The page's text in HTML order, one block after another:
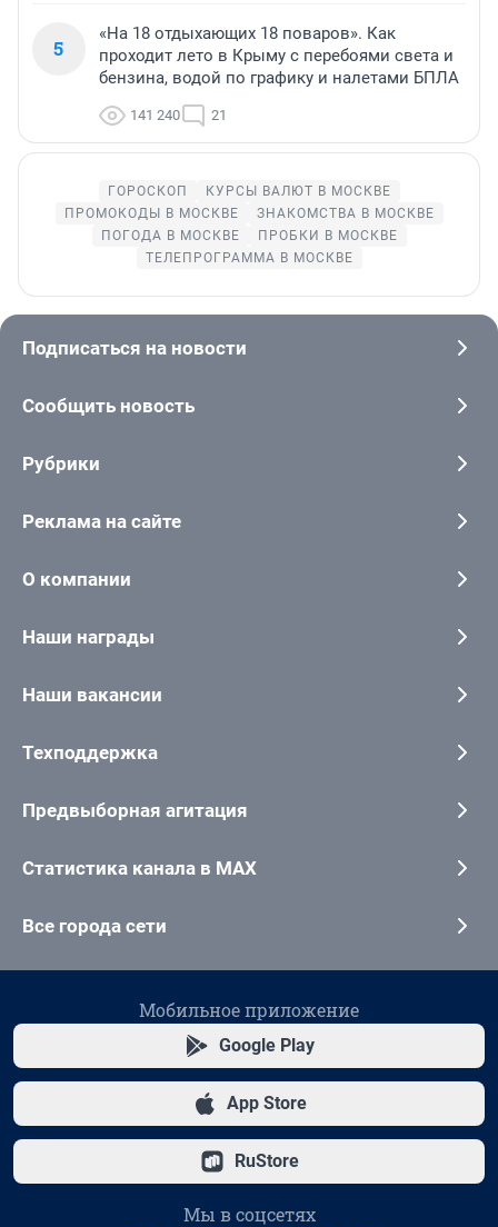
5
«На 18 отдыхающих 18 поваров». Как
проходит лето в Крыму с перебоями света и
бензина, водой по графику и налетами БПЛА
141 240 21
ГОРОСКОП
КУРСЫ ВАЛЮТ В МОСКВЕ
ПРОМОКОДЫ В МОСКВЕ
ЗНАКОМСТВА В МОСКВЕ
ПОГОДА В МОСКВЕ
ПРОБКИ В МОСКВЕ
ТЕЛЕПРОГРАММА В МОСКВЕ
Подписаться на новости
Сообщить новость
Рубрики
Реклама на сайте
О компании
Наши награды
Наши вакансии
Техподдержка
Предвыборная агитация
Статистика канала в MAX
Все города сети
Мобильное приложение
Google Play
App Store
RuStore
Мы в соцсетях